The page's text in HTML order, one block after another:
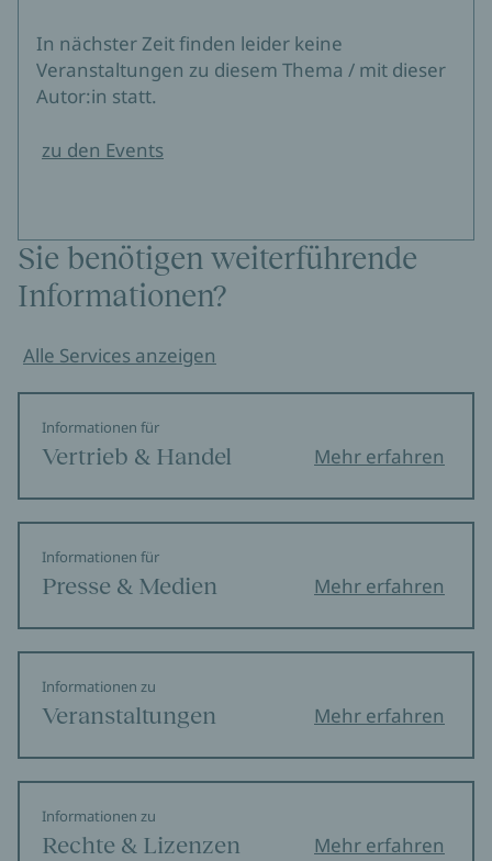
In nächster Zeit finden leider keine
Veranstaltungen zu diesem Thema / mit dieser
Autor:in statt.
zu den Events
Sie benötigen weiterführende
Informationen?
Alle Services anzeigen
Informationen für
Vertrieb & Handel Mehr erfahren
Informationen für
Presse & Medien Mehr erfahren
Informationen zu
Veranstaltungen Mehr erfahren
Informationen zu
Rechte & Lizenzen Mehr erfahren